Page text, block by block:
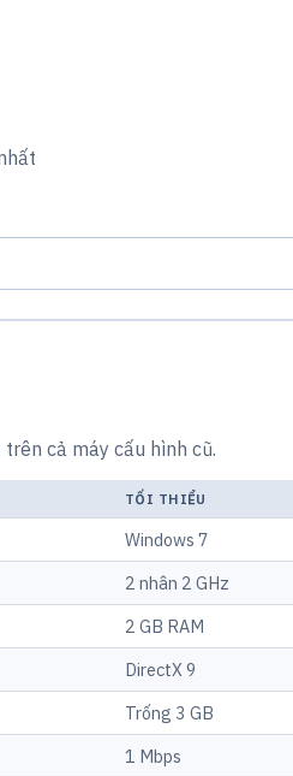
cả máy cấu hình cũ.
TỐI THIỂU
Windows 7
2 nhân 2 GHz
2 GB RAM
DirectX 9
Trống 3 GB
1 Mbps